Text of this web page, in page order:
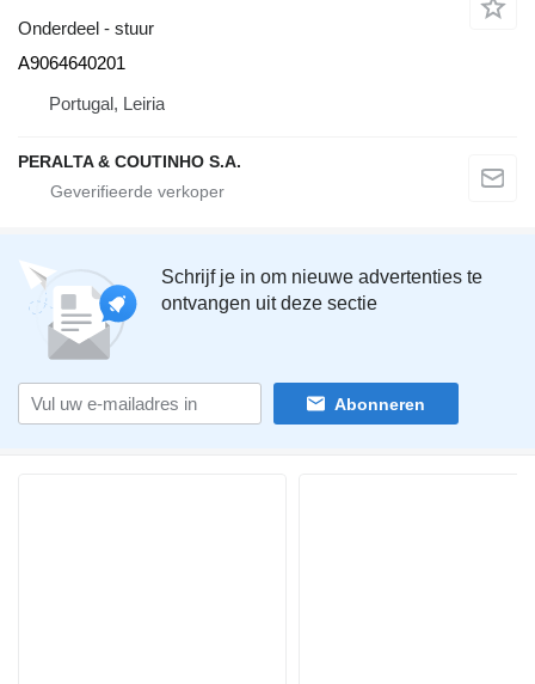
Onderdeel - stuur
A9064640201
Portugal, Leiria
PERALTA & COUTINHO S.A.
Schrijf je in om nieuwe advertenties te
ontvangen uit deze sectie
Abonneren